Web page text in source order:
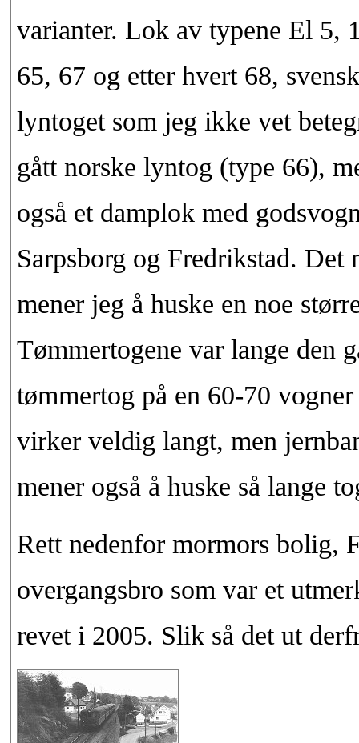
varianter. Lok av typene El 5,
65, 67 og etter hvert 68,
lyntoget som jeg ikke vet
gått norske lyntog (type 66),
også et damplok med
Sarpsborg og Fredrikstad.
mener jeg å huske en noe
Tømmertogene var lange den
tømmertog på en 60-70
virker veldig langt, men
mener også å huske så lange
Rett nedenfor mormors bolig,
overgangsbro som var et
revet i 2005. Slik så det ut